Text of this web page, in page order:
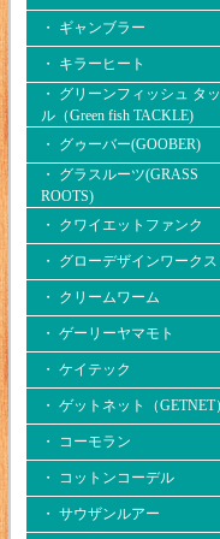
・ ギャンブラー
・ キラーヒート
・ グリーンフィッシュ タ
ル（Green fish TACKLE)
・ グゥーバー(GOOBER)
・ グラスルーツ(GRASS
ROOTS)
・ クワイエットファンク
・ グローデザインワークス
・ クリームワーム
・ ゲーリーヤマモト
・ ケイテック
・ ゲットネット（GETNET
・ コーモラン
・ コットンコーデル
・ サウザンルアー